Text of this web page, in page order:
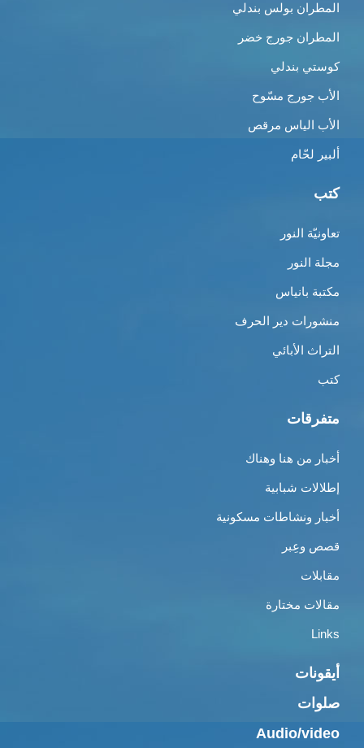
المطران بولس بندلي
المطران جورج خضر
كوستي بندلي
الأب جورج مسّوح
الأب الياس مرقص
ألبير لحّام
كتب
تعاونيّة النور
مجلة النور
مكتبة بانياس
منشورات دير الحرف
التراث الأبائي
كتب
متفرقات
أخبار من هنا وهناك
إطلالات شبابية
أخبار ونشاطات مسكونية
قصص وعِبر
مقابلات
مقالات مختارة
Links
أيقونات
صلوات
Audio/video